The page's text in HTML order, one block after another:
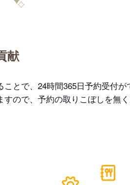
献
とで、24時間365日予約受付が
ので、予約の取りこぼしを無く